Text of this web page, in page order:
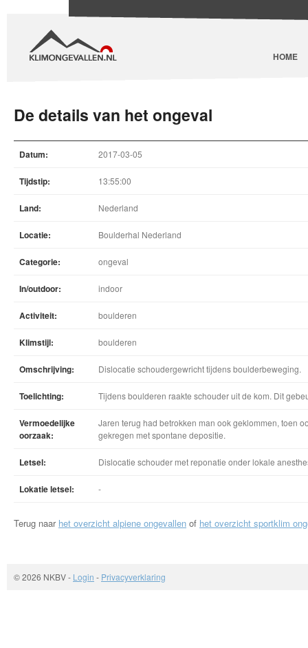
HOME
De details van het ongeval
Datum: 2017-03-05
Tijdstip: 13:55:00
Land: Nederland
Locatie: Boulderhal Nederland
Categorie: ongeval
In/outdoor: indoor
Activiteit: boulderen
Klimstijl: boulderen
Omschrijving: Dislocatie schoudergewricht tijdens boulderbeweging.
Toelichting: Tijdens boulderen raakte schouder uit de kom. Dit
Vermoedelijke
oorzaak:
Jaren terug had betrokken man ook geklommen, toen
gekregen met spontane depositie.
Letsel: Dislocatie schouder met reponatie onder lokale
Lokatie letsel: -
Terug naar het overzicht alpiene ongevallen of het overzicht sportklim
© 2026 NKBV- Login - Privacyverklaring